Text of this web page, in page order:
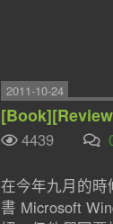
2011-10-24
4439
在今年九月的
書 Microsoft